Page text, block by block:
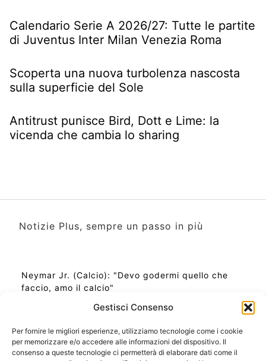
Gestisci Consenso
Per fornire le migliori esperienze, utilizziamo tecnologie come i cookie
per memorizzare e/o accedere alle informazioni del dispositivo. Il
consenso a queste tecnologie ci permetterà di elaborare dati come il
Calendario Serie A 2026/27: Tutte le partite
di Juventus Inter Milan Venezia Roma
Scoperta una nuova turbolenza nascosta
sulla superficie del Sole
Antitrust punisce Bird, Dott e Lime: la
vicenda che cambia lo sharing
Notizie Plus, sempre un passo in più
Neymar Jr. (Calcio): "Devo godermi quello che
faccio, amo il calcio"
Ora Esatta in Italia in questo momento
Ti Senti Strano Ultimamente? Potrebbe Essere per